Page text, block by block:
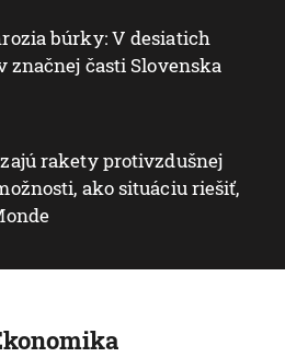
búrky: V desiatich
značnej časti Slovenska
rakety protivzdušnej
ako situáciu riešiť,